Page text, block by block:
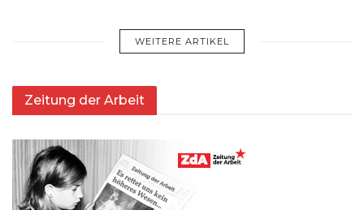
WEITERE ARTIKEL
Zeitung der Arbeit